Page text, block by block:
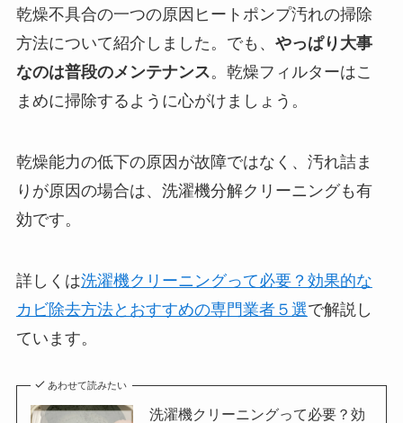
乾燥不具合の一つの原因ヒートポンプ汚れの掃除
方法について紹介しました。でも、 やっぱり大事
なのは普段のメンテナンス。乾燥フィルターはこ
まめに掃除するように心がけましょう。
乾燥能力の低下の原因が故障ではなく、汚れ詰ま
りが原因の場合は、洗濯機分解クリーニングも有
効です。
詳しくは洗濯機クリーニングって必要？効果的な
カビ除去方法とおすすめの専門業者５選で解説し
ています。
あわせて読みたい
洗濯機クリーニングって必要？効